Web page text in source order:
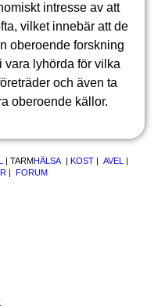
intresse av att
vilket innebär att de
oberoende forskning
vara lyhörda för vilka
och även ta
oberoende källor.
| TARMHÄLSA |KOST | AVEL
|
|FORUM